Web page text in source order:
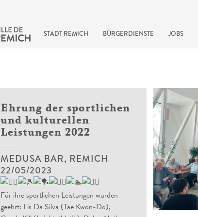
STADT REMICH BÜRGERDIENSTE JOBS
Ehrung der sportlichen
und kulturellen
Leistungen 2022
MEDUSA BAR, REMICH
22/05/2023
Für ihre sportlichen Leistungen wurden
geehrt: Lis Da Silva (Tae Kwon-Do),